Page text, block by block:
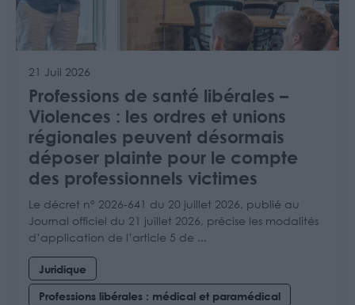
21 Juil 2026
Professions de santé libérales –
Violences : les ordres et unions
régionales peuvent désormais
déposer plainte pour le compte
des professionnels victimes
Le décret n° 2026-641 du 20 juillet 2026, publié au
Journal officiel du 21 juillet 2026, précise les modalités
d’application de l’article 5 de ...
Juridique
Professions libérales : médical et paramédical